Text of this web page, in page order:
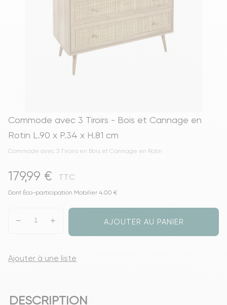
Commode avec 3 Tiroirs - Bois et Cannage en
Rotin L.90 x P.34 x H.81 cm
Commode avec 3 Tiroirs en Bois et Cannage en Rotin
179,99 € TTC
Dont Éco-participation Mobilier 4.00 €
AJOUTER AU PANIER
Ajouter à une liste
DESCRIPTION